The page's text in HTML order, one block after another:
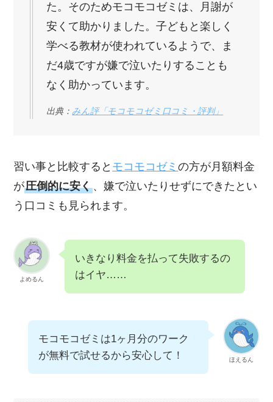
た。そのためモコモコゼミは、月謝が
安くて助かりました。子どもと楽しく
学べる教材が使われているようで、ま
だ4歳ですが嫌で泣いたりすることも
なく助かっています。
出典： みん評「モコモコゼミ口コミ・評判」
習い事と比較すると モコモコゼミの方が月額料金
が圧倒的に安く、嫌で泣いたりせずにできたとい
う口コミも見られます。
よめるん
いきなり料金を払って失敗するの
はイヤ……
ほえるん
モコモコゼミは1ヶ月分のワーク
が無料で試せるから安心して！